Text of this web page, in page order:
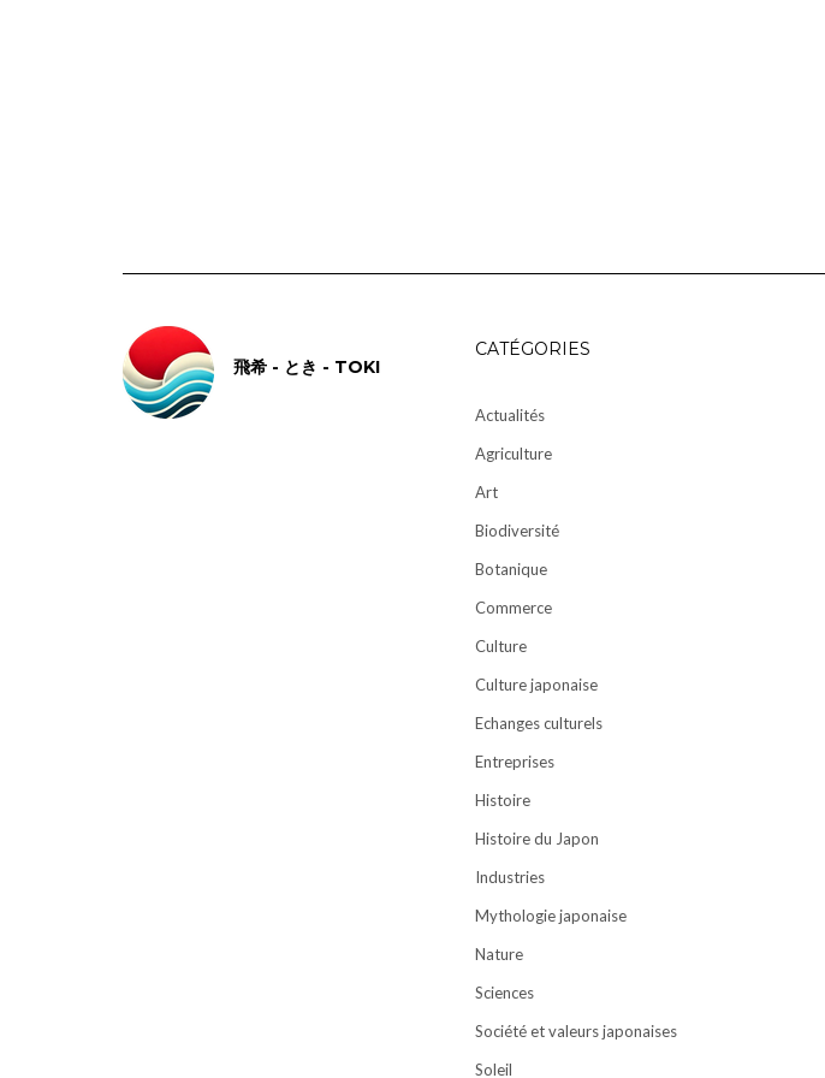
飛希 - とき - TOKI
CATÉGORIES
Actualités
Agriculture
Art
Biodiversité
Botanique
Commerce
Culture
Culture japonaise
Echanges culturels
Entreprises
Histoire
Histoire du Japon
Industries
Mythologie japonaise
Nature
Sciences
Société et valeurs japonaises
Soleil